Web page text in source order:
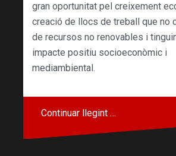
gran oportunitat pel creixement
creació de llocs de treball que no
de recursos no renovables i
impacte positiu socioeconòmic i
mediambiental.
Continuar llegint …